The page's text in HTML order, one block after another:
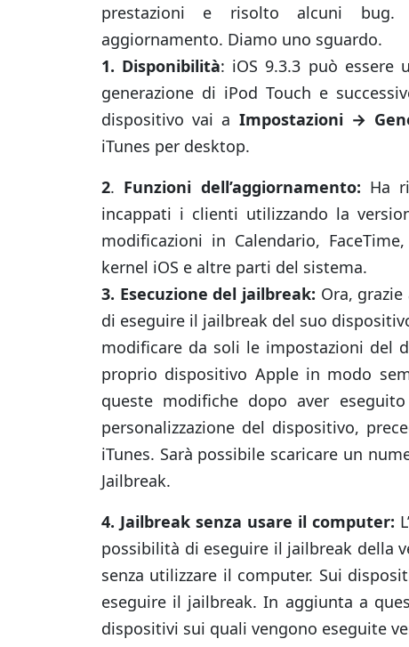
prestazioni e risolto alcuni bug.
aggiornamento. Diamo uno sguardo.
1. Disponibilità: iOS 9.3.3 può essere
generazione di iPod Touch e
dispositivo vai a Impostazioni →
iTunes per desktop.
2. Funzioni dell’aggiornamento: Ha
incappati i clienti utilizzando la
modificazioni in Calendario,
kernel iOS e altre parti del sistema.
3. Esecuzione del jailbreak: Ora,
di eseguire il jailbreak del suo
modificare da soli le impostazioni del
proprio dispositivo Apple in modo
queste modifiche dopo aver
personalizzazione del dispositivo,
iTunes. Sarà possibile scaricare un
Jailbreak.
4. Jailbreak senza usare il computer:
possibilità di eseguire il jailbreak della
senza utilizzare il computer. Sui
eseguire il jailbreak. In aggiunta a
dispositivi sui quali vengono eseguite